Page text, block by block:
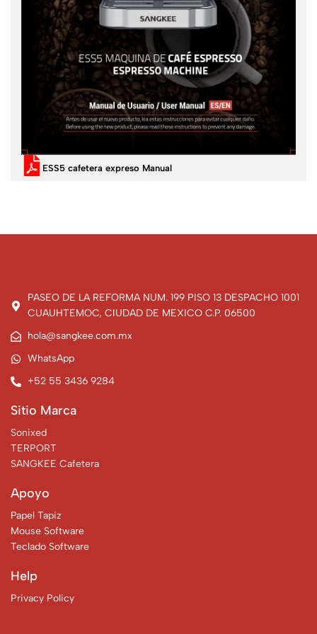
ESS5 cafetera expreso Manual
PASEO DE LA REFORMA NUM. 199 PISO 13 DESPACHO 1001
CUAUHTEMOC, CIUDAD DE MEXICO C.P. 06500
hola@sangkee.com.mx
WhatsApp
+52 55 3436 9284
Sitio Marca
Sonixed
TERPORT
SANGKEE Cafetera
Apoyo
Papel Tapiz
Mouse Software
Teclado Software
Help
Privacy Policy